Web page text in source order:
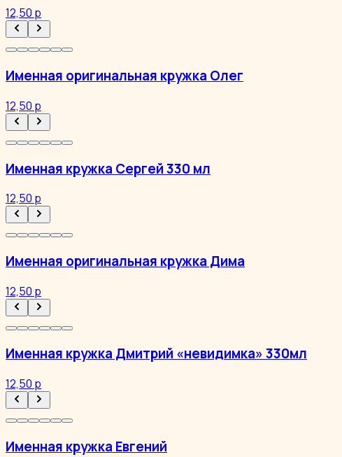
12,50 р
Именная оригинальная кружка Олег
12,50 р
Именная кружка Сергей 330 мл
12,50 р
Именная оригинальная кружка Дима
12,50 р
Именная кружка Дмитрий «невидимка» 330мл
12,50 р
Именная кружка Евгений